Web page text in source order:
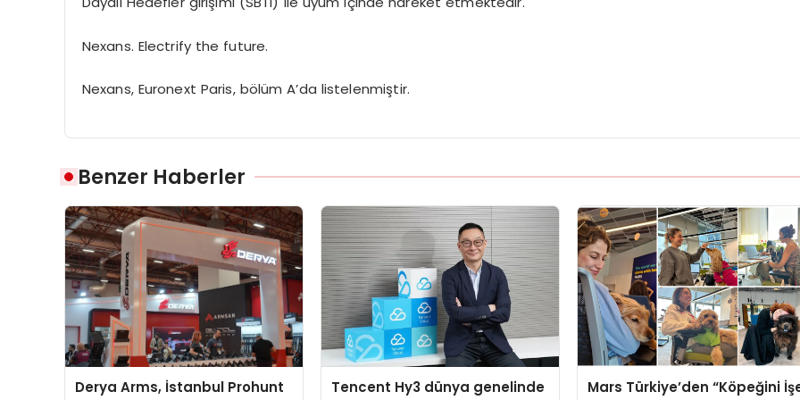
Nexans. Electrify the future.
Nexans, Euronext Paris, bölüm A’da listelenmiştir.
Benzer Haberler
Derya Arms, İstanbul Prohunt
Tencent Hy3 dünya genelinde
Mars Türkiye’den “Köpeğini